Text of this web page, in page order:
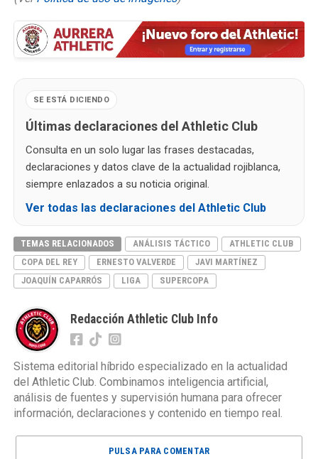
SE ESTÁ DICIENDO
Últimas declaraciones del Athletic Club
Consulta en un solo lugar las frases destacadas,
declaraciones y datos clave de la actualidad rojiblanca,
siempre enlazados a su noticia original.
Ver todas las declaraciones del Athletic Club
TEMAS RELACIONADOS ANÁLISIS TÁCTICO
ATHLETIC CLUB
COPA DEL REY
ERNESTO VALVERDE
JAVI MARTÍNEZ
JOAQUÍN CAPARRÓS
LIGA SUPERCOPA
Redacción Athletic Club Info
Sistema editorial híbrido especializado en la actualidad
del Athletic Club. Combinamos inteligencia artificial,
análisis de fuentes y supervisión humana para ofrecer
información, declaraciones y contenido en tiempo real.
PULSA PARA COMENTAR